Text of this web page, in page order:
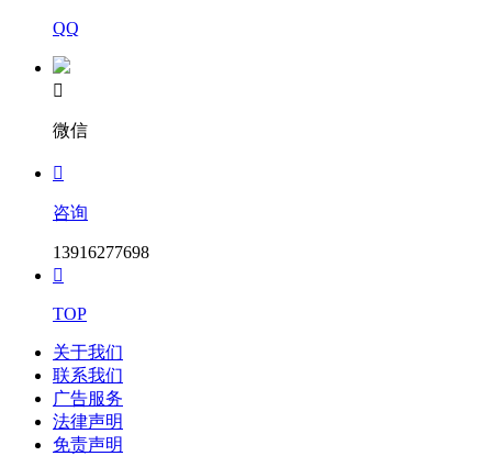
QQ

微信

咨询
13916277698

TOP
关于我们
联系我们
广告服务
法律声明
免责声明